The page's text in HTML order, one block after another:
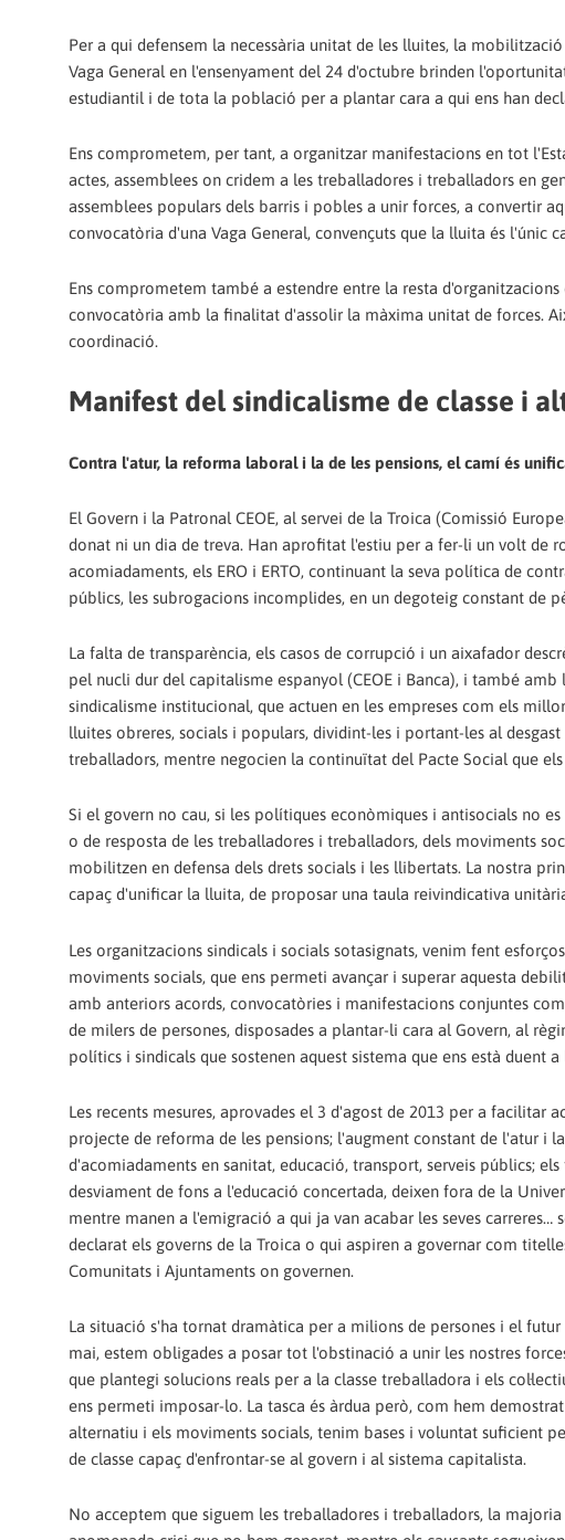
Per a qui defensem la necessària unitat de les lluites, la
Vaga General en l'ensenyament del 24 d'octubre brinden
estudiantil i de tota la població per a plantar cara a qui ens han
Ens comprometem, per tant, a organitzar manifestacions en tot
actes, assemblees on cridem a les treballadores i treballadors en
assemblees populars dels barris i pobles a unir forces, a convertir
convocatòria d'una Vaga General, convençuts que la lluita és l'únic
Ens comprometem també a estendre entre la resta
convocatòria amb la finalitat d'assolir la màxima unitat de forces.
coordinació.
Manifest del sindicalisme de classe i
Contra l'atur, la reforma laboral i la de les pensions, el camí és
El Govern i la Patronal CEOE, al servei de la Troica (Comissió
donat ni un dia de treva. Han aprofitat l'estiu per a fer-li un volt de
acomiadaments, els ERO i ERTO, continuant la seva política de
públics, les subrogacions incomplides, en un degoteig constant de
La falta de transparència, els casos de corrupció i un aixafador
pel nucli dur del capitalisme espanyol (CEOE i Banca), i també
sindicalisme institucional, que actuen en les empreses com els
lluites obreres, socials i populars, dividint-les i portant-les al
treballadors, mentre negocien la continuïtat del Pacte Social que
Si el govern no cau, si les polítiques econòmiques i antisocials no
o de resposta de les treballadores i treballadors, dels moviments
mobilitzen en defensa dels drets socials i les llibertats. La nostra
capaç d'unificar la lluita, de proposar una taula reivindicativa
Les organitzacions sindicals i socials sotasignats, venim fent
moviments socials, que ens permeti avançar i superar aquesta
amb anteriors acords, convocatòries i manifestacions conjuntes
de milers de persones, disposades a plantar-li cara al Govern, al
polítics i sindicals que sostenen aquest sistema que ens està duent
Les recents mesures, aprovades el 3 d'agost de 2013 per a facilitar
projecte de reforma de les pensions; l'augment constant de l'atur i
d'acomiadaments en sanitat, educació, transport, serveis públics;
desviament de fons a l'educació concertada, deixen fora de la
mentre manen a l'emigració a qui ja van acabar les seves
declarat els governs de la Troica o qui aspiren a governar com
Comunitats i Ajuntaments on governen.
La situació s'ha tornat dramàtica per a milions de persones i el
mai, estem obligades a posar tot l'obstinació a unir les nostres
que plantegi solucions reals per a la classe treballadora i els
ens permeti imposar-lo. La tasca és àrdua però, com hem
alternatiu i els moviments socials, tenim bases i voluntat suficient
de classe capaç d'enfrontar-se al govern i al sistema capitalista.
No acceptem que siguem les treballadores i treballadors, la